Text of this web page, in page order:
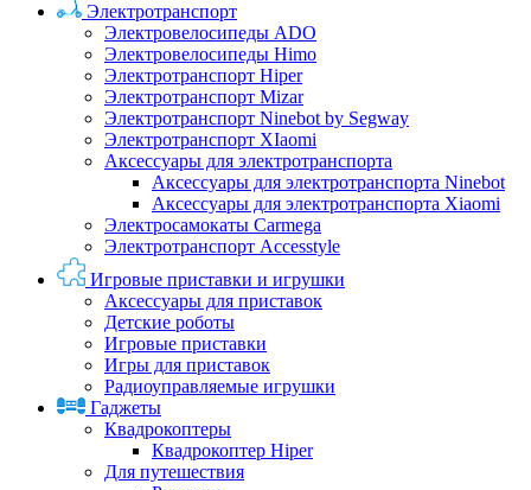
Электротранспорт
Электровелосипеды ADO
Электровелосипеды Himo
Электротранспорт Hiper
Электротранспорт Mizar
Электротранспорт Ninebot by Segway
Электротранспорт XIaomi
Аксессуары для электротранспорта
Аксессуары для электротранспорта Ninebot
Аксессуары для электротранспорта Xiaomi
Электросамокаты Carmega
Электротранспорт Accesstyle
Игровые приставки и игрушки
Аксессуары для приставок
Детские роботы
Игровые приставки
Игры для приставок
Радиоуправляемые игрушки
Гаджеты
Квадрокоптеры
Квадрокоптер Hiper
Для путешествия